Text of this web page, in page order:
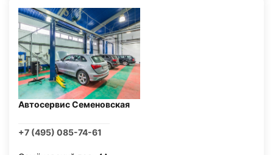
Автосервис Семеновская
+7 (495) 085-74-61